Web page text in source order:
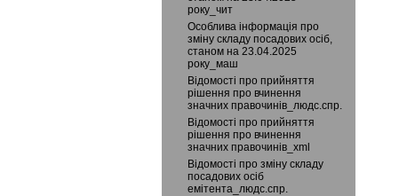
року_чит
Особлива інформація про
зміну складу посадових осіб,
станом на 23.04.2025
року_маш
Відомості про прийняття
рішення про вчинення
значних правочинів_людс.спр.
Відомості про прийняття
рішення про вчинення
значних правочинів_xml
Відомості про зміну складу
посадових осіб
емітента_людс.спр.